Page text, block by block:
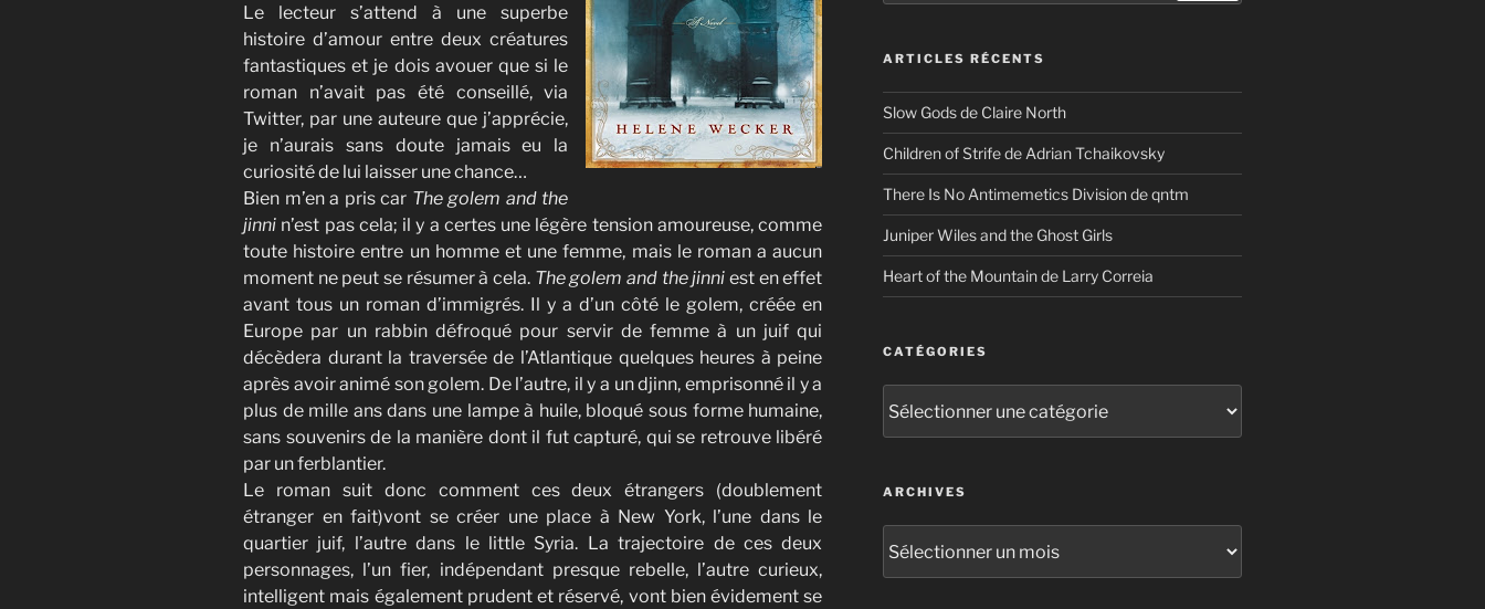
Le lecteur s’attend à une superbe
histoire d’amour entre deux créatures
fantastiques et je dois avouer que si le
roman n’avait pas été conseillé, via
Twitter, par une auteure que j’apprécie,
je n’aurais sans doute jamais eu la
curiosité de lui laisser une chance…
Bien m’en a pris car The golem and the
jinni n’est pas cela; il y a certes une légère tension amoureuse, comme
toute histoire entre un homme et une femme, mais le roman a aucun
moment ne peut se résumer à cela. The golem and the jinni est en effet
avant tous un roman d’immigrés. Il y a d’un côté le golem, créée en
Europe par un rabbin défroqué pour servir de femme à un juif qui
décèdera durant la traversée de l’Atlantique quelques heures à peine
après avoir animé son golem. De l’autre, il y a un djinn, emprisonné il y a
plus de mille ans dans une lampe à huile, bloqué sous forme humaine,
sans souvenirs de la manière dont il fut capturé, qui se retrouve libéré
par un ferblantier.
Le roman suit donc comment ces deux étrangers (doublement
étranger en fait)vont se créer une place à New York, l’une dans le
quartier juif, l’autre dans le little Syria. La trajectoire de ces deux
personnages, l’un fier, indépendant presque rebelle, l’autre curieux,
intelligent mais également prudent et réservé, vont bien évidement se
:
ARTICLES RÉCENTS
Slow Gods de Claire North
Children of Strife de Adrian Tchaikovsky
There Is No Antimemetics Division de qntm
Juniper Wiles and the Ghost Girls
Heart of the Mountain de Larry Correia
CATÉGORIES
ARCHIVES